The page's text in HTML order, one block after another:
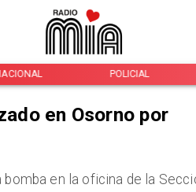
POLICIAL
en Osorno por
en la oficina de la